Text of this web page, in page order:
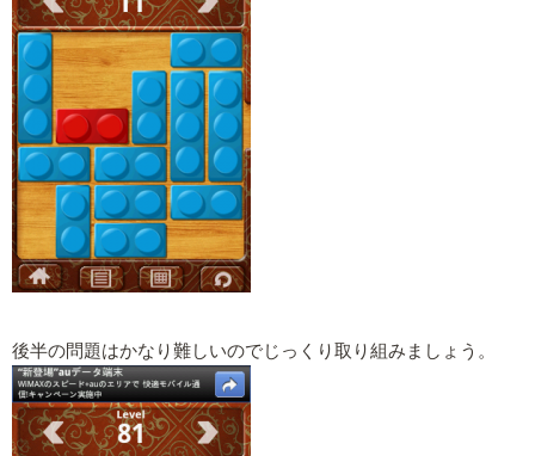
後半の問題はかなり難しいのでじっくり取り組みましょう。